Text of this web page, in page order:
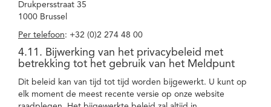
Drukpersstraat 35
1000 Brussel
Per telefoon: +32 (0)2 274 48 00
4.11. Bijwerking van het privacybeleid met
betrekking tot het gebruik van het Meldpunt
Dit beleid kan van tijd tot tijd worden bijgewerkt. U kunt op
elk moment de meest recente versie op onze website